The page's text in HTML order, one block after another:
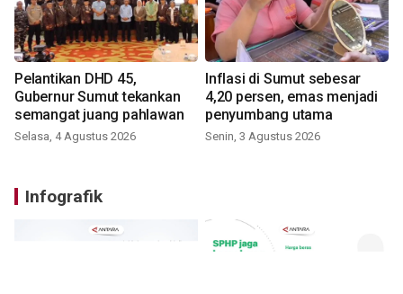
Pelantikan DHD 45,
Gubernur Sumut tekankan
semangat juang pahlawan
Selasa, 4 Agustus 2026
Inflasi di Sumut sebesar
4,20 persen, emas menjadi
penyumbang utama
Senin, 3 Agustus 2026
Infografik